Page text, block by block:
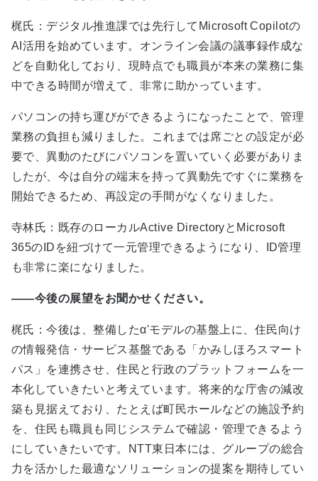
梶氏：デジタル推進課では先行してMicrosoft Copilotの
AI活用を始めています。オンライン会議の議事録作成な
どを自動化しており、現時点でも職員が本来の業務に集
中できる時間が増えて、非常に助かっています。
パソコンの持ち運びができるようになったことで、管理
業務の負担も減りました。これまでは席ごとの設定が必
要で、異動のたびにパソコンを置いていく必要がありま
したが、今は自分の端末を持って異動先ですぐに業務を
開始できるため、再設定の手間がなくなりました。
寺林氏：既存のローカルActive DirectoryとMicrosoft
365のIDを紐づけて一元管理できるようになり、ID管理
も非常に楽になりました。
――今後の展望をお聞かせください。
梶氏：今後は、整備したα'モデルの基盤上に、住民向け
の情報発信・サービス基盤である「かみしほろスマート
パス」を連携させ、住民と行政のプラットフォームを一
本化していきたいと考えています。将来的な庁舎の減改
築も見据えており、たとえば町民ホールなどの施設予約
を、住民も職員も同じシステムで確認・管理できるよう
にしていきたいです。NTT東日本には、グループの総合
力を活かした最適なソリューションの提案を期待してい